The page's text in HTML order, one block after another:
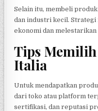
Selain itu, membeli
dan industri kecil.
ekonomi dan
Tips
Italia
Untuk mendapatkan
dari toko atau platform
sertifikasi, dan reputasi